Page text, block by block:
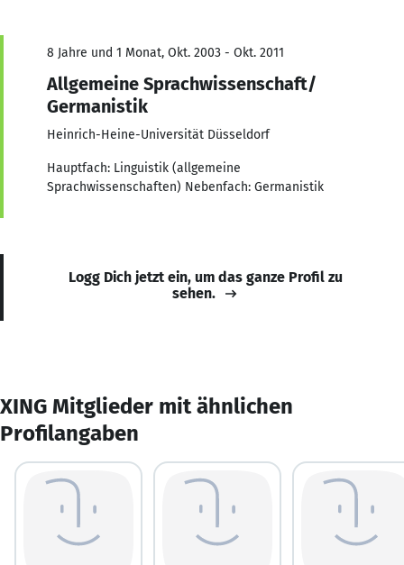
8 Jahre und 1 Monat, Okt. 2003 - Okt. 2011
Allgemeine Sprachwissenschaft/
Germanistik
Heinrich-Heine-Universität Düsseldorf
Hauptfach: Linguistik (allgemeine
Sprachwissenschaften) Nebenfach: Germanistik
Logg Dich jetzt ein, um das ganze Profil zu
sehen.
XING Mitglieder mit ähnlichen
Profilangaben